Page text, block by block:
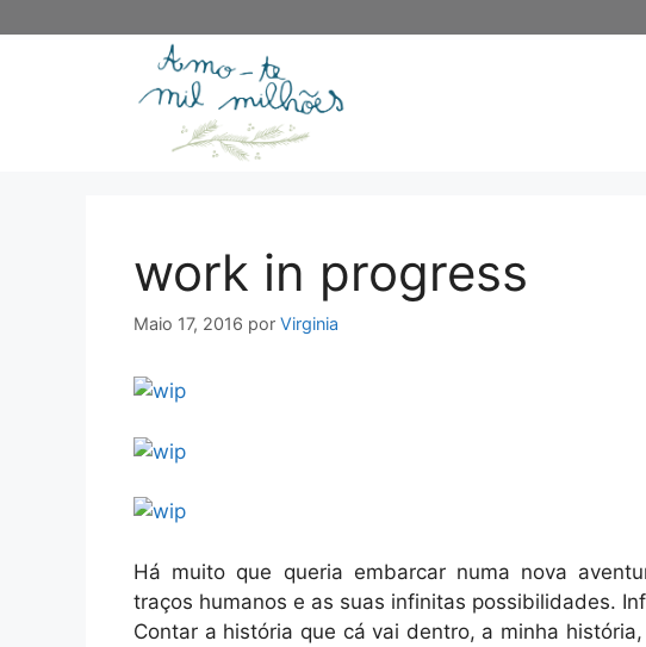
work in progress
Maio 17, 2016 por Virginia
Há muito que queria embarcar numa nova
traços humanos e as suas infinitas possibilidades.
Contar a história que cá vai dentro, a minha